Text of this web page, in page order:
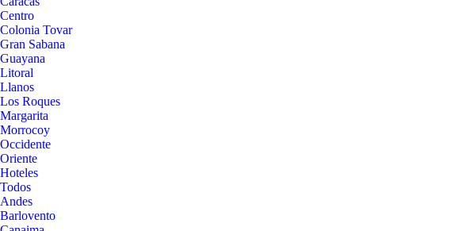
Centro
Colonia Tovar
Gran Sabana
Guayana
Litoral
Llanos
Los Roques
Margarita
Morrocoy
Occidente
Oriente
Hoteles
Todos
Andes
Barlovento